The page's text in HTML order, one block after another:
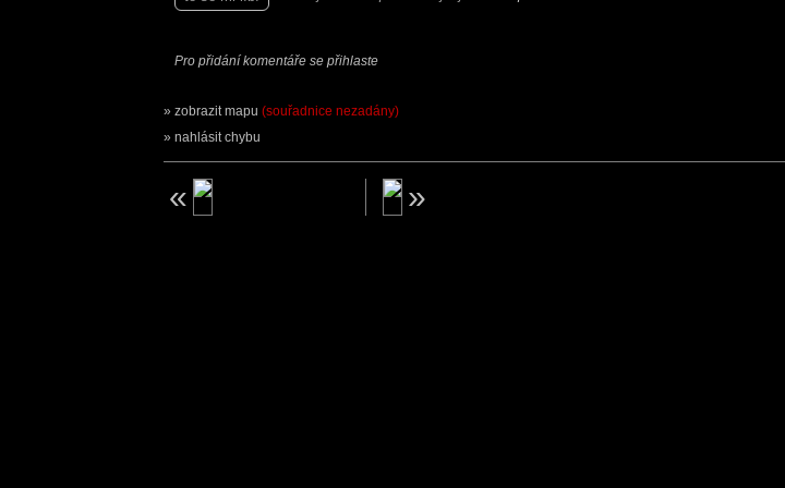
Pro přidání komentáře se přihlaste
zobrazit mapu (souřadnice nezadány)
nahlásit chybu